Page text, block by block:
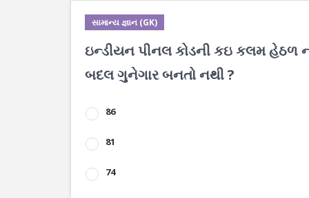
સામાન્ય જ્ઞાન (GK)
ઇન્ડીયન પીનલ કોડની કઇ કલમ હેઠળ
બદલ ગુનેગાર બનતો નથી ?
86
81
74